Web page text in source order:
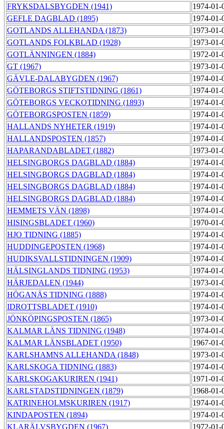
FRYKSDALSBYGDEN (1941)
1974-
GEFLE DAGBLAD (1895)
1974-
GOTLANDS ALLEHANDA (1873)
1973-
GOTLANDS FOLKBLAD (1928)
1973-
GOTLÄNNINGEN (1884)
1972-
GT (1967)
1973-
GÄVLE-DALABYGDEN (1967)
1974-
GÖTEBORGS STIFTSTIDNING (1861)
1974-
GÖTEBORGS VECKOTIDNING (1893)
1974-
GÖTEBORGSPOSTEN (1859)
1974-
HALLANDS NYHETER (1919)
1974-
HALLANDSPOSTEN (1857)
1974-
HAPARANDABLADET (1882)
1973-
HELSINGBORGS DAGBLAD (1884)
1974-
HELSINGBORGS DAGBLAD (1884)
1974-
HELSINGBORGS DAGBLAD (1884)
1974-
HELSINGBORGS DAGBLAD (1884)
1974-
HEMMETS VÄN (1898)
1974-
HISINGSBLADET (1960)
1970-
HJO TIDNING (1885)
1974-
HUDDINGEPOSTEN (1968)
1974-
HUDIKSVALLSTIDNINGEN (1909)
1974-
HÄLSINGLANDS TIDNING (1953)
1974-
HÄRJEDALEN (1944)
1973-
HÖGANÄS TIDNING (1888)
1974-
IDROTTSBLADET (1910)
1974-
JÖNKÖPINGSPOSTEN (1865)
1973-
KALMAR LÄNS TIDNING (1948)
1974-
KALMAR LÄNSBLADET (1950)
1967-
KARLSHAMNS ALLEHANDA (1848)
1973-
KARLSKOGA TIDNING (1883)
1974-
KARLSKOGAKURIREN (1941)
1971-
KARLSTADSTIDNINGEN (1879)
1968-
KATRINEHOLMSKURIREN (1917)
1974-
KINDAPOSTEN (1894)
1974-
KLARÄLVSBYGDEN (1967)
1972-